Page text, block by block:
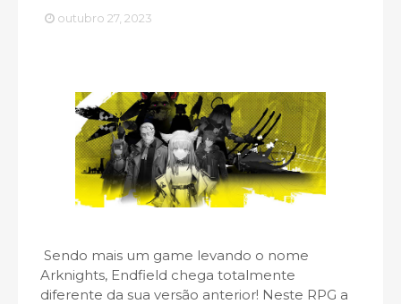
outubro 27, 2023
Sendo mais um game levando o nome
Arknights, Endfield chega totalmente
diferente da sua versão anterior! Neste RPG a